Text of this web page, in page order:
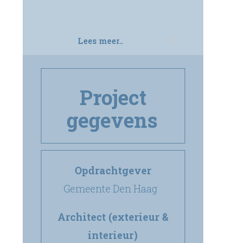
Lees meer..
Project
gegevens
Opdrachtgever
Gemeente Den Haag
Architect (exterieur &
interieur)